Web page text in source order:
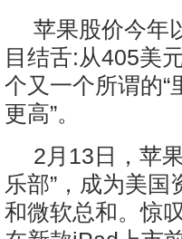
苹果股价今年
目结舌:从405美
个又一个所谓的“
更高”。
2月13日，苹
乐部”，成为美
和微软总和。惊